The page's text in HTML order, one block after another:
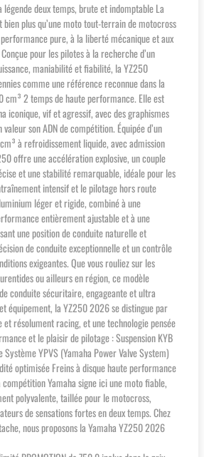
deux temps, brute et indomptable La
plus qu’une moto tout-terrain de motocross
pure, à la liberté mécanique et aux
pour les pilotes à la recherche d’un
maniabilité et fiabilité, la YZ250
comme une référence reconnue dans la
2 temps de haute performance. Elle est
iconique, vif et agressif, avec des graphismes
son ADN de compétition. Équipée d’un
à refroidissement liquide, avec admission
offre une accélération explosive, un couple
et une stabilité remarquable, idéale pour les
intensif et le pilotage hors route
léger et rigide, combiné à une
entièrement ajustable et à une
une position de conduite naturelle et
de conduite exceptionnelle et un contrôle
exigeantes. Que vous rouliez sur les
ou ailleurs en région, ce modèle
conduite sécuritaire, engageante et ultra
équipement, la YZ250 2026 se distingue par
résolument racing, et une technologie pensée
et le plaisir de pilotage : Suspension KYB
YPVS (Yamaha Power Valve System)
optimisée Freins à disque haute performance
Yamaha signe ici une moto fiable,
polyvalente, taillée pour le motocross,
de sensations fortes en deux temps. Chez
nous proposons la Yamaha YZ250 2026